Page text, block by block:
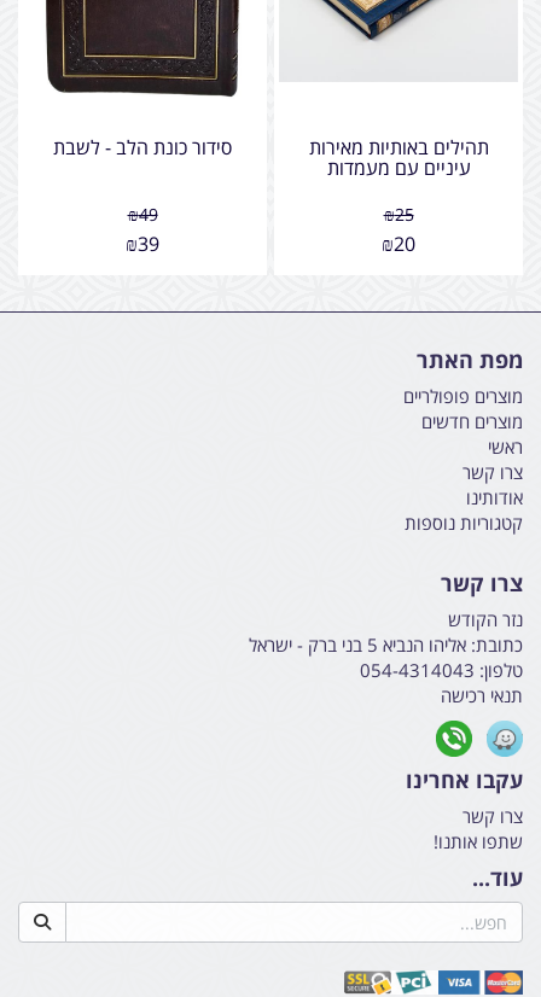
תהילים באותיות מאירות
עיניים עם מעמדות
₪25
₪20
סידור כונת הלב - לשבת
₪49
₪39
מפת האתר
מוצרים פופולריים
מוצרים חדשים
ראשי
צרו קשר
אודותינו
קטגוריות נוספות
צרו קשר
נזר הקודש
כתובת: אליהו הנביא 5 בני ברק - ישראל
טלפון: 054-4314043
תנאי רכישה
עקבו אחרינו
צרו קשר
שתפו אותנו!
עוד...